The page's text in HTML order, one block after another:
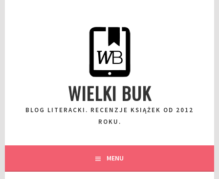
WIELKI BUK
BLOG LITERACKI. RECENZJE KSIĄŻEK OD 2012
ROKU.
MENU